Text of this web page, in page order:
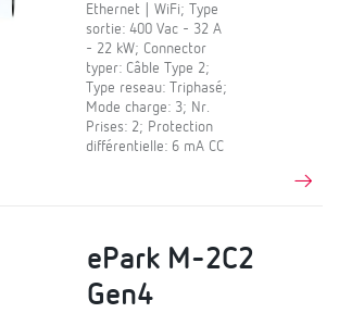
Ethernet | WiFi; Type
sortie: 400 Vac - 32 A
- 22 kW; Connector
typer: Câble Type 2;
Type reseau: Triphasé;
Mode charge: 3; Nr.
Prises: 2; Protection
différentielle: 6 mA CC
ePark M-2C2
Gen4